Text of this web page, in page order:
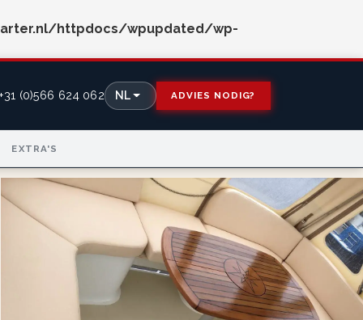
httpdocs/wpupdated/wp-
(0)566 624 062 NL ADVIES NODIG?
EXTRA'S